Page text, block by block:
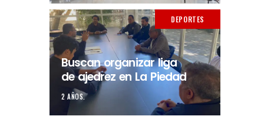
DEPORTES
Buscan organizar liga
de ajedrez en La Piedad
2 AÑOS.